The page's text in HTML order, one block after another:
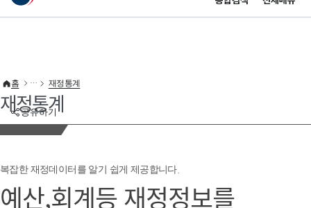
이 누리집은 대한민국 공식 전자정부 누리집입니다.
공유하기
홈 재정통계
재정통계
복잡한 재정데이터를 알기 쉽게 제공합니다.
예산,회계등 재정정보를